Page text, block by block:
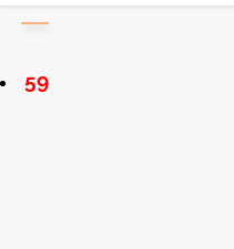
59